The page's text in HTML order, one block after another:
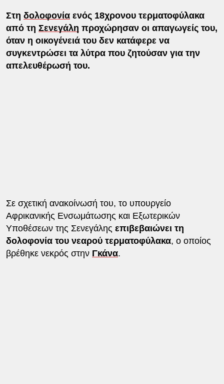
Στη δολοφονίαενός 18χρονου τερματοφύλακα
από τη Σενεγάλη προχώρησαν οι απαγωγείς του,
όταν η οικογένειά του δεν κατάφερε να
συγκεντρώσει τα λύτρα που ζητούσαν για την
απελευθέρωσή του.
Σε σχετική ανακοίνωσή του, το υπουργείο
Αφρικανικής Ενσωμάτωσης και Εξωτερικών
Υποθέσεων της Σενεγάλης επιβεβαιώνει τη
δολοφονία του νεαρού τερματοφύλακα, ο οποίος
βρέθηκε νεκρός στην Γκάνα.